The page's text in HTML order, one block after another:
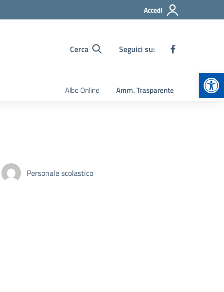
Accedi
Cerca Seguici su:
Albo Online Amm. Trasparente
Personale scolastico